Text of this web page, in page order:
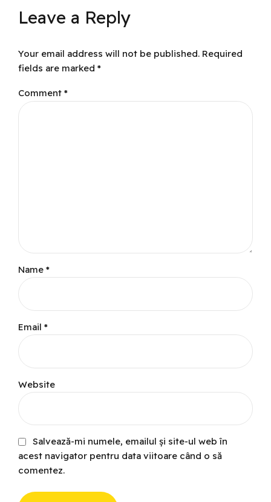
Leave a Reply
Your email address will not be published. Required
fields are marked *
Comment *
Name *
Email *
Website
Salvează-mi numele, emailul și site-ul web în
acest navigator pentru data viitoare când o să
comentez.